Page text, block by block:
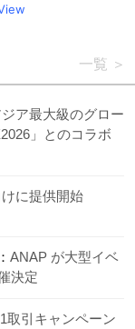
一覧
ア最大級のグロー
」とのコラボ
に提供開始
ANAP が大型イベ
決定
取引キャンペーン